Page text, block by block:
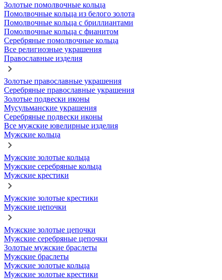
Золотые помолвочные кольца
Помолвочные кольца из белого золота
Помолвочные кольца с бриллиантами
Помолвочные кольца с фианитом
Серебряные помолвочные кольца
Все религиозные украшения
Православные изделия
Золотые православные украшения
Серебряные православные украшения
Золотые подвески иконы
Мусульманские украшения
Серебряные подвески иконы
Все мужские ювелирные изделия
Мужские кольца
Мужские золотые кольца
Мужские серебряные кольца
Мужские крестики
Мужские золотые крестики
Мужские цепочки
Мужские золотые цепочки
Мужские серебряные цепочки
Золотые мужские браслеты
Мужские браслеты
Мужские золотые кольца
Мужские золотые крестики